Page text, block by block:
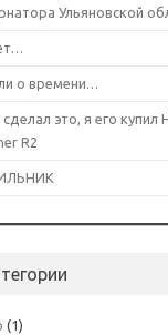
Ульяновской
о времени…
это, я его купил
R2
(1)